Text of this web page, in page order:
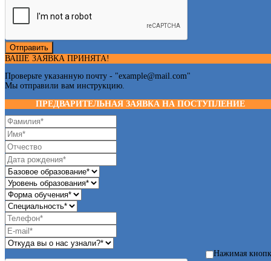
Отправить
ВАШЕ ЗАЯВКА ПРИНЯТА!
Проверьте указанную почту - "example@mail.com"
Мы отправили вам инструкцию.
ПРЕДВАРИТЕЛЬНАЯ ЗАЯВКА НА ПОСТУПЛЕНИЕ
Нажимая